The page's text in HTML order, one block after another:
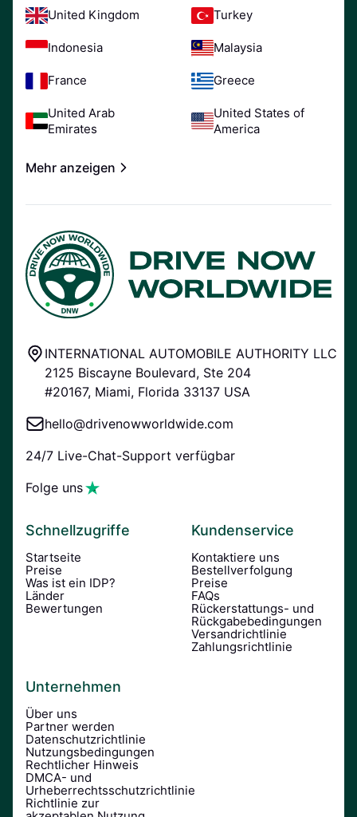
United Kingdom Turkey
Indonesia Malaysia
France Greece
United Arab
Emirates
United States of
America
Mehr anzeigen
INTERNATIONAL AUTOMOBILE AUTHORITY LLC
2125 Biscayne Boulevard, Ste 204
#20167, Miami, Florida 33137 USA
hello@drivenowworldwide.com
24/7 Live-Chat-Support verfügbar
Folge uns
Schnellzugriffe
Startseite
Preise
Was ist ein IDP?
Länder
Bewertungen
Kundenservice
Kontaktiere uns
Bestellverfolgung
Preise
FAQs
Rückerstattungs- und
Rückgabebedingungen
Versandrichtlinie
Zahlungsrichtlinie
Unternehmen
Über uns
Partner werden
Datenschutzrichtlinie
Nutzungsbedingungen
Rechtlicher Hinweis
DMCA- und
Urheberrechtsschutzrichtlinie
Richtlinie zur